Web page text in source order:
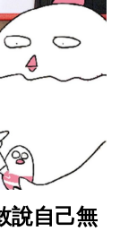
說自己無